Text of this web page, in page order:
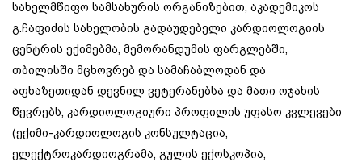
სახელმწიფო სამსახურის ორგანიზებით, აკადემიკოს
გ.ჩაფიძის სახელობის გადაუდებელი კარდიოლოგიის
ცენტრის ექიმებმა, მემორანდუმის ფარგლებში,
თბილისში მცხოვრებ და სამაჩაბლოდან და
აფხაზეთიდან დევნილ ვეტერანებსა და მათი ოჯახის
წევრებს, კარდიოლოგიური პროფილის უფასო კვლევები
(ექიმი-კარდიოლოგის კონსულტაცია,
ელექტროკარდიოგრამა, გულის ექოსკოპია,